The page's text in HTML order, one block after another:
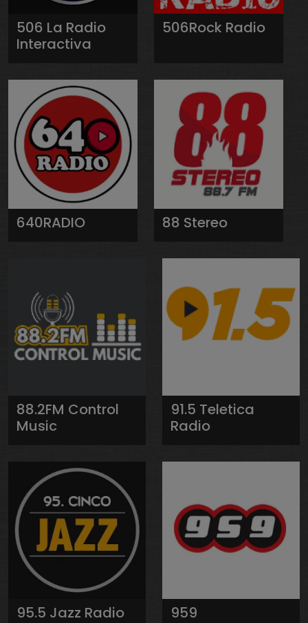
506 La Radio
Interactiva
506Rock Radio
640RADIO 88 Stereo
88.2FM Control
Music
91.5 Teletica
Radio
95.5 Jazz Radio 959